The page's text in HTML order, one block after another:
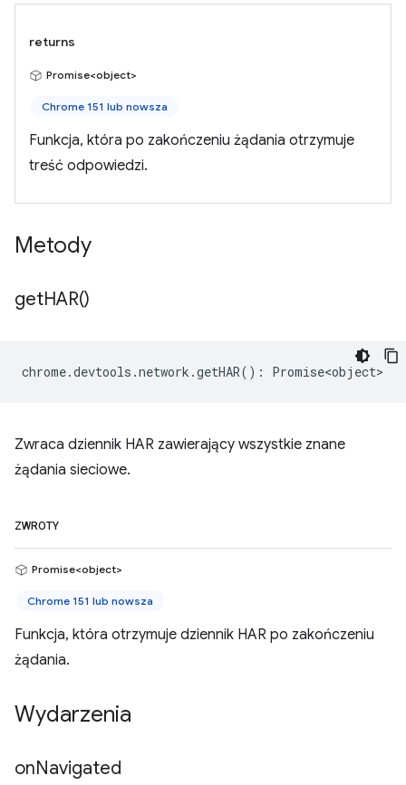
returns
Promise<object>
Chrome 151 lub nowsza
Funkcja, która po zakończeniu żądania otrzymuje
treść odpowiedzi.
Metody
getHAR()
chrome.devtools .network .getHAR() : Promise<object>
Zwraca dziennik HAR zawierający wszystkie znane
żądania sieciowe.
ZWROTY
Promise<object>
Chrome 151 lub nowsza
Funkcja, która otrzymuje dziennik HAR po zakończeniu
żądania.
Wydarzenia
onNavigated